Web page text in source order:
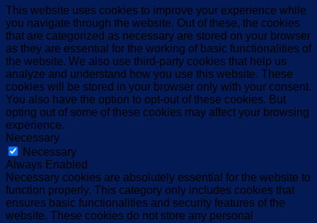
This website uses cookies to improve your experience while
you navigate through the website. Out of these, the cookies
that are categorized as necessary are stored on your browser
as they are essential for the working of basic functionalities of
the website. We also use third-party cookies that help us
analyze and understand how you use this website. These
cookies will be stored in your browser only with your consent.
You also have the option to opt-out of these cookies. But
opting out of some of these cookies may affect your browsing
experience.
Necessary
Necessary
Always Enabled
Necessary cookies are absolutely essential for the website to
function properly. This category only includes cookies that
ensures basic functionalities and security features of the
website. These cookies do not store any personal